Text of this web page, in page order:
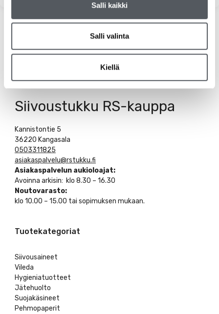
Salli kaikki
Salli valinta
Kiellä
Siivoustukku RS-kauppa
Kannistontie 5
36220 Kangasala
0503311825
asiakaspalvelu@rstukku.fi
Asiakaspalvelun aukioloajat:
Avoinna arkisin: klo 8.30 – 16.30
Noutovarasto:
klo 10.00 – 15.00 tai sopimuksen mukaan.
Tuotekategoriat
Siivousaineet
Vileda
Hygieniatuotteet
Jätehuolto
Suojakäsineet
Pehmopaperit